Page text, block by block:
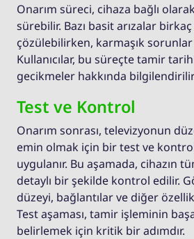
Onarım süreci, cihaza bağlı
sürebilir. Bazı basit arızalar
çözülebilirken, karmaşık
Kullanıcılar, bu süreçte tamir
gecikmeler hakkında
Test ve Kontrol
Onarım sonrası, televizyonun
emin olmak için bir test ve
uygulanır. Bu aşamada, cihazın
detaylı bir şekilde kontrol edilir.
düzeyi, bağlantılar ve diğer
Test aşaması, tamir işleminin
belirlemek için kritik bir adımdır.